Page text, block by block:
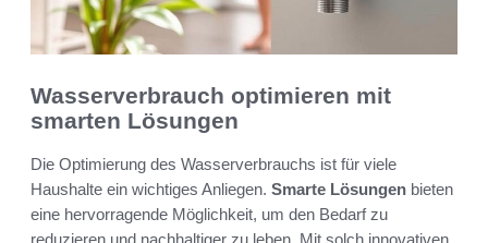
Wasserverbrauch optimieren mit
smarten Lösungen
Die Optimierung des Wasserverbrauchs ist für viele
Haushalte ein wichtiges Anliegen. Smarte Lösungen bieten
eine hervorragende Möglichkeit, um den Bedarf zu